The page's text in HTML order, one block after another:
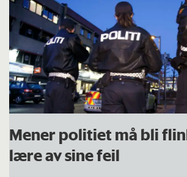
Mener politiet må bli
lære av sine feil